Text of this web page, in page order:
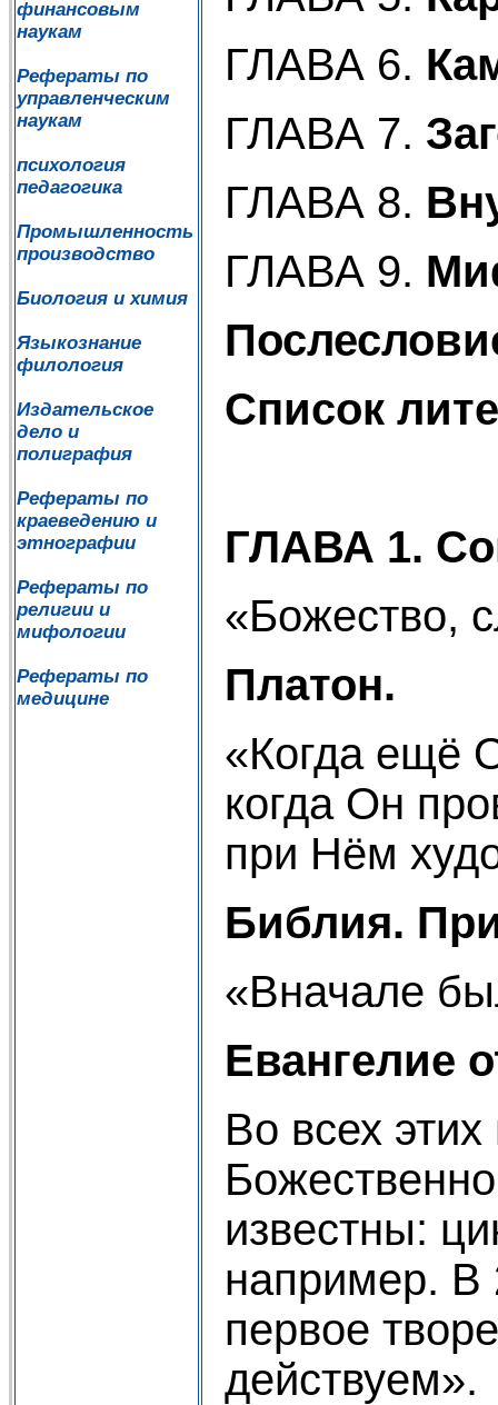
финансовым
наукам
Рефераты по
управленческим
наукам
психология
педагогика
Промышленность
производство
Биология и химия
Языкознание
филология
Издательское
дело и
полиграфия
Рефераты по
краеведению и
этнографии
Рефераты по
религии и
мифологии
Рефераты по
медицине
ГЛАВА 6.
ГЛАВА 7.
ГЛАВА 8.
ГЛАВА 9.
Список
ГЛАВА 1.
«Божество,
Платон.
«Когда ещё
когда Он
при Нём
Библия.
«Вначале
Евангелие
Во всех
известны:
например. В
первое
действуем».